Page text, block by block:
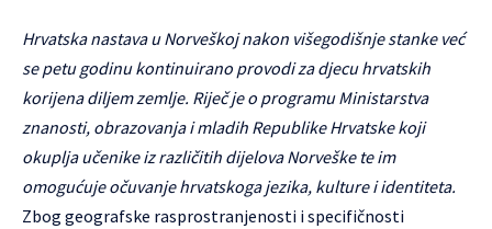
Hrvatska nastava u Norveškoj nakon višegodišnje stanke već
se petu godinu kontinuirano provodi za djecu hrvatskih
korijena diljem zemlje. Riječ je o programu Ministarstva
znanosti, obrazovanja i mladih Republike Hrvatske koji
okuplja učenike iz različitih dijelova Norveške te im
omogućuje očuvanje hrvatskoga jezika, kulture i identiteta.
Zbog geografske rasprostranjenosti i specifičnosti